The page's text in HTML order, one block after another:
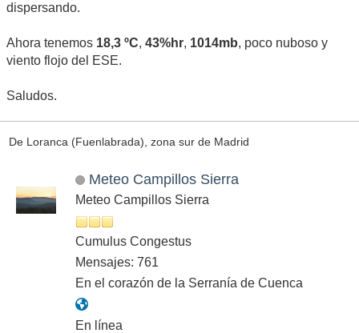
dispersando.
Ahora tenemos 18,3 ºC, 43%hr, 1014mb, poco nuboso y
viento flojo del ESE.
Saludos.
De Loranca (Fuenlabrada), zona sur de Madrid
Meteo Campillos Sierra
Meteo Campillos Sierra
Cumulus Congestus
Mensajes: 761
En el corazón de la Serranía de Cuenca
En línea